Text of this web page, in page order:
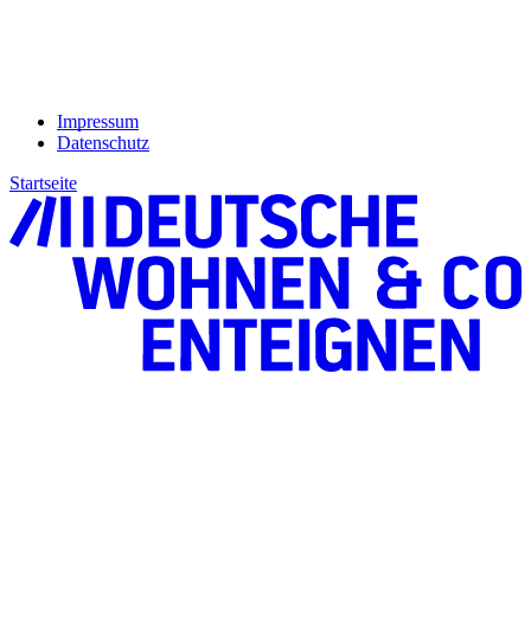
Impressum
Datenschutz
Startseite